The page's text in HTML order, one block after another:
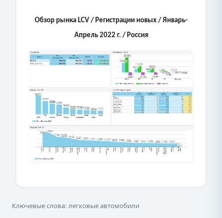
Обзор рынка LCV / Регистрации новых / Январь-
Апрель 2022 г. / Россия
Ключевые слова: легковые автомобили